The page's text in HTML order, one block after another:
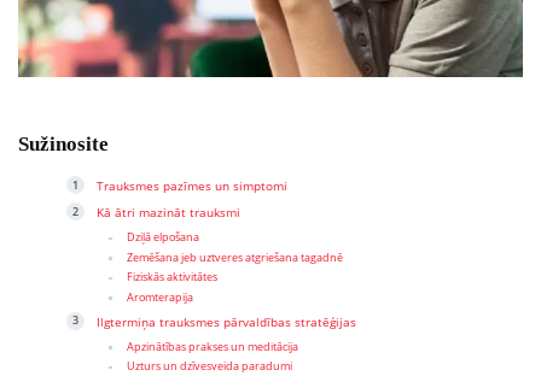
Sužinosite
Trauksmes pazīmes un simptomi
Kā ātri mazināt trauksmi
Dziļā elpošana
Zemēšana jeb uztveres atgriešana tagadnē
Fiziskās aktivitātes
Aromterapija
Ilgtermiņa trauksmes pārvaldības stratēģijas
Apzinātības prakses un meditācija
Uzturs un dzīvesveida paradumi